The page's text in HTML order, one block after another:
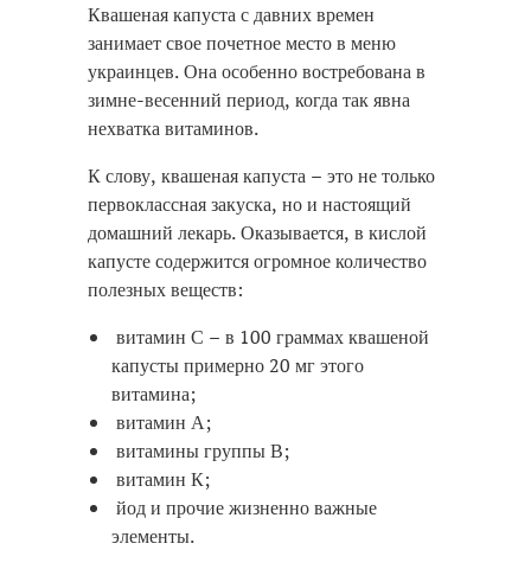
Квашеная капуста с давних времен
занимает свое почетное место в меню
украинцев. Она особенно востребована в
зимне-весенний период, когда так явна
нехватка витаминов.
К слову, квашеная капуста – это не только
первоклассная закуска, но и настоящий
домашний лекарь. Оказывается, в кислой
капусте содержится огромное количество
полезных веществ:
витамин С – в 100 граммах квашеной
капусты примерно 20 мг этого
витамина;
витамин А;
витамины группы В;
витамин К;
йод и прочие жизненно важные
элементы.